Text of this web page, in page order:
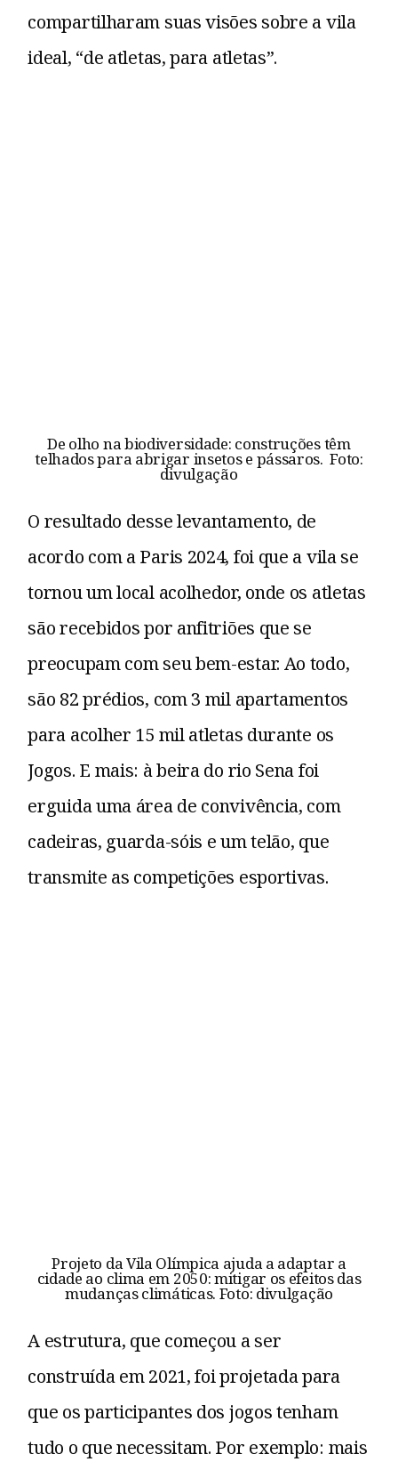
compartilharam suas visões sobre a vila
ideal, “de atletas, para atletas”.
De olho na biodiversidade: construções têm
telhados para abrigar insetos e pássaros. Foto:
divulgação
O resultado desse levantamento, de
acordo com a Paris 2024, foi que a vila se
tornou um local acolhedor, onde os atletas
são recebidos por anfitriões que se
preocupam com seu bem-estar. Ao todo,
são 82 prédios, com 3 mil apartamentos
para acolher 15 mil atletas durante os
Jogos. E mais: à beira do rio Sena foi
erguida uma área de convivência, com
cadeiras, guarda-sóis e um telão, que
transmite as competições esportivas.
Projeto da Vila Olímpica ajuda a adaptar a
cidade ao clima em 2050: mitigar os efeitos das
mudanças climáticas. Foto: divulgação
A estrutura, que começou a ser
construída em 2021, foi projetada para
que os participantes dos jogos tenham
tudo o que necessitam. Por exemplo: mais